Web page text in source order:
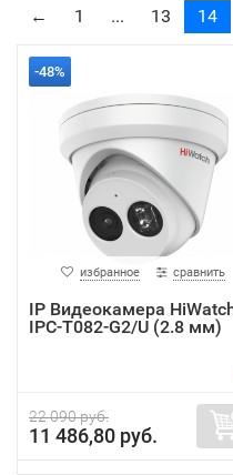
← 1 ... 13 14
-48%
избранное сравнить
IP Видеокамера
IPC-T082-G2/U (2.8 мм)
22 090 руб.
11 486,80 руб.